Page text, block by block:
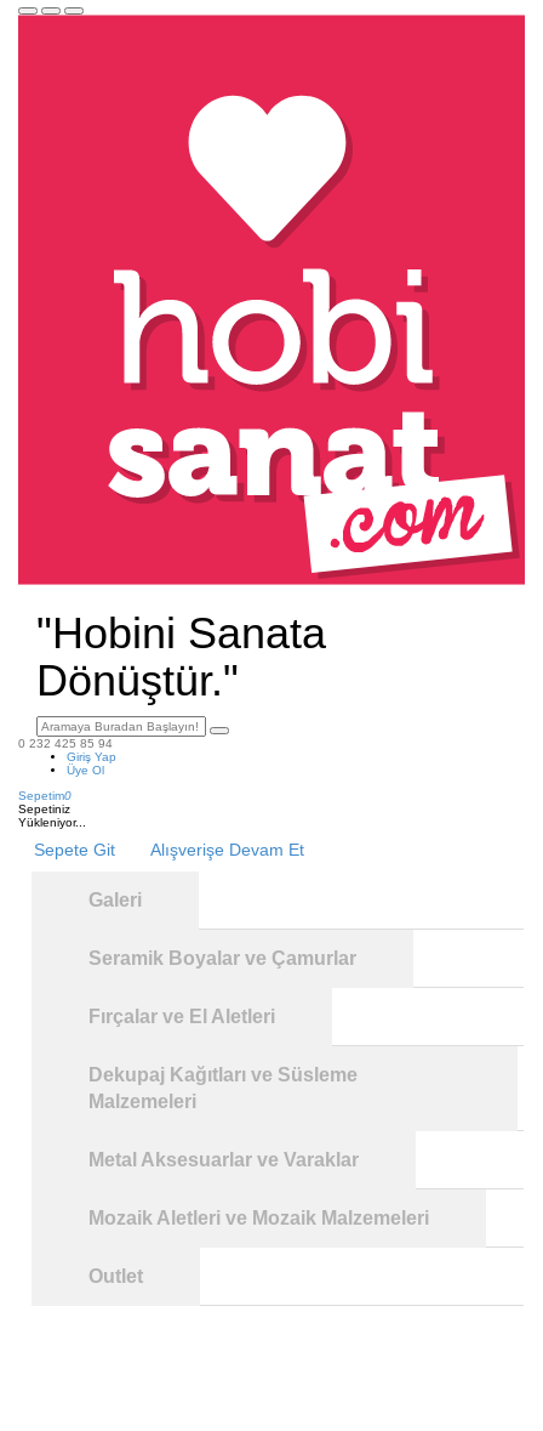
"Hobini Sanata
Dönüştür."
0 232 425 85 94
Giriş Yap
Üye Ol
Sepetim0
Sepetiniz
Yükleniyor...
Sepete Git Alışverişe Devam Et
Galeri
Seramik Boyalar ve Çamurlar
Fırçalar ve El Aletleri
Dekupaj Kağıtları ve Süsleme
Malzemeleri
Metal Aksesuarlar ve Varaklar
Mozaik Aletleri ve Mozaik Malzemeleri
Outlet